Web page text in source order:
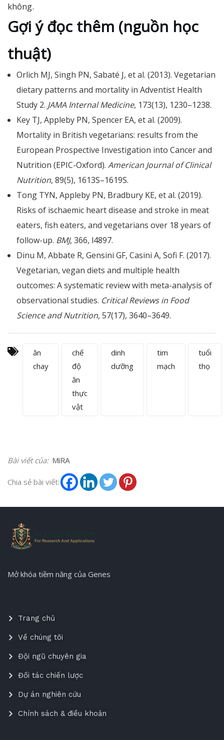
không.
Gợi ý đọc thêm (nguồn học
thuật)
Orlich MJ, Singh PN, Sabaté J, et al. (2013). Vegetarian
dietary patterns and mortality in Adventist Health
Study 2. JAMA Internal Medicine, 173(13), 1230–1238.
Key TJ, Appleby PN, Spencer EA, et al. (2009).
Mortality in British vegetarians: results from the
European Prospective Investigation into Cancer and
Nutrition (EPIC-Oxford). American Journal of Clinical
Nutrition, 89(5), 1613S–1619S.
Tong TYN, Appleby PN, Bradbury KE, et al. (2019).
Risks of ischaemic heart disease and stroke in meat
eaters, fish eaters, and vegetarians over 18 years of
follow-up. BMJ, 366, l4897.
Dinu M, Abbate R, Gensini GF, Casini A, Sofi F. (2017).
Vegetarian, vegan diets and multiple health
outcomes: A systematic review with meta-analysis of
observational studies. Critical Reviews in Food
Science and Nutrition, 57(17), 3640–3649.
ăn
chay
chế
độ
ăn
thực
vật
dinh
dưỡng
tim
mạch
tuổi
thọ
Bài viết của: MiRA
Chia sẻ bài viết:
Mở khóa tiềm năng của Genes
Trang chủ
Về chúng tôi
Đội ngũ chuyên gia
Đối tác chiến lược
Dự án nghiên cứu
Chính sách & điều khoản